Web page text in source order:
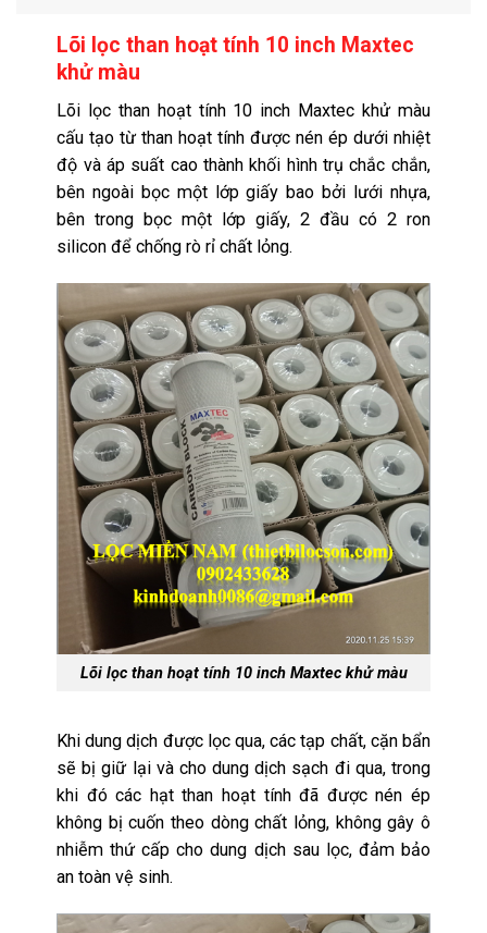
Lõi lọc than hoạt tính 10 inch Maxtec
khử màu
Lõi lọc than hoạt tính 10 inch Maxtec khử màu
cấu tạo từ than hoạt tính được nén ép dưới nhiệt
độ và áp suất cao thành khối hình trụ chắc chắn,
bên ngoài bọc một lớp giấy bao bởi lưới nhựa,
bên trong bọc một lớp giấy, 2 đầu có 2 ron
silicon để chống rò rỉ chất lỏng.
Lõi lọc than hoạt tính 10 inch Maxtec khử màu
Khi dung dịch được lọc qua, các tạp chất, cặn bẩn
sẽ bị giữ lại và cho dung dịch sạch đi qua, trong
khi đó các hạt than hoạt tính đã được nén ép
không bị cuốn theo dòng chất lỏng, không gây ô
nhiễm thứ cấp cho dung dịch sau lọc, đảm bảo
an toàn vệ sinh.